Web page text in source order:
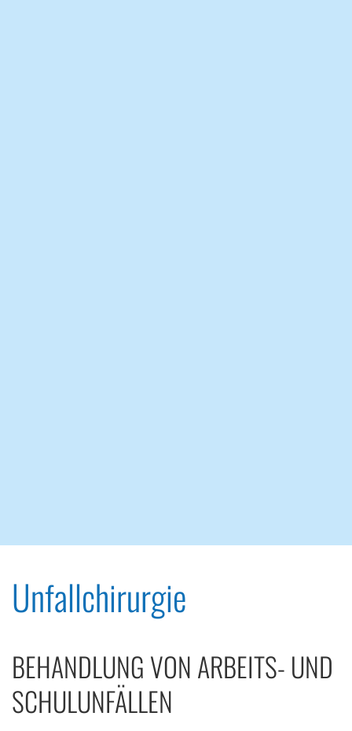
Unfallchirurgie
BEHANDLUNG VON ARBEITS- UND
SCHULUNFÄLLEN